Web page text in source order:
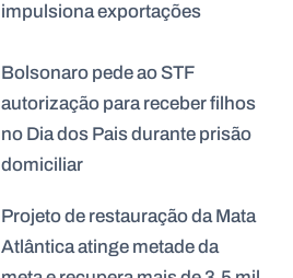
impulsiona exportações
Bolsonaro pede ao STF
autorização para receber filhos
no Dia dos Pais durante prisão
domiciliar
Projeto de restauração da Mata
Atlântica atinge metade da